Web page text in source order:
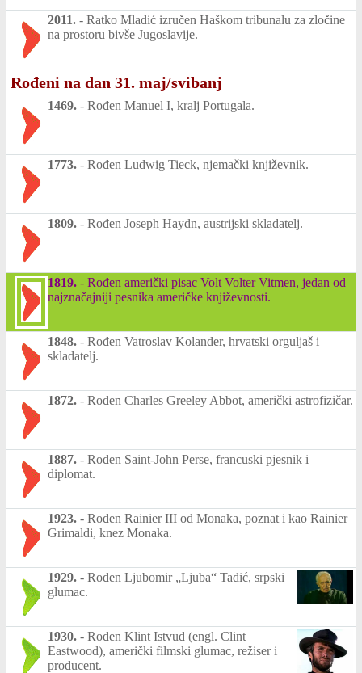
2011. - Ratko Mladić izručen Haškom tribunalu za zločine
na prostoru bivše Jugoslavije.
Rođeni na dan 31. maj/svibanj
1469. - Rođen Manuel I, kralj Portugala.
1773. - Rođen Ludwig Tieck, njemački književnik.
1809. - Rođen Joseph Haydn, austrijski skladatelj.
1819. - Rođen američki pisac Volt Volter Vitmen, jedan od
najznačajniji pesnika američke književnosti.
1848. - Rođen Vatroslav Kolander, hrvatski orguljaš i
skladatelj.
1872. - Rođen Charles Greeley Abbot, američki astrofizičar.
1887. - Rođen Saint-John Perse, francuski pjesnik i
diplomat.
1923. - Rođen Rainier III od Monaka, poznat i kao Rainier
Grimaldi, knez Monaka.
1929. - Rođen Ljubomir „Ljuba“ Tadić, srpski
glumac.
1930. - Rođen Klint Istvud (engl. Clint
Eastwood), američki filmski glumac, režiser i
producent.